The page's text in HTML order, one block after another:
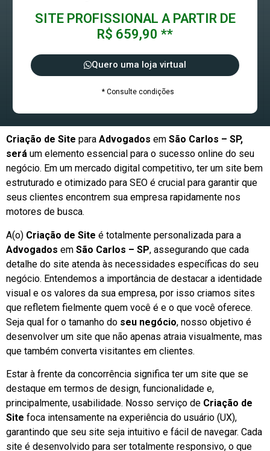
SITE PROFISSIONAL A PARTIR DE
R$ 659,90 **
Quero uma loja virtual
* Consulte condições
Criação de Site para Advogados em São Carlos – SP,
será um elemento essencial para o sucesso online do seu
negócio. Em um mercado digital competitivo, ter um site bem
estruturado e otimizado para SEO é crucial para garantir que
seus clientes encontrem sua empresa rapidamente nos
motores de busca.
A(o) Criação de Site é totalmente personalizada para a
Advogados em São Carlos – SP, assegurando que cada
detalhe do site atenda às necessidades específicas do seu
negócio. Entendemos a importância de destacar a identidade
visual e os valores da sua empresa, por isso criamos sites
que refletem fielmente quem você é e o que você oferece.
Seja qual for o tamanho do seu negócio, nosso objetivo é
desenvolver um site que não apenas atraia visualmente, mas
que também converta visitantes em clientes.
Estar à frente da concorrência significa ter um site que se
destaque em termos de design, funcionalidade e,
principalmente, usabilidade. Nosso serviço de Criação de
Site foca intensamente na experiência do usuário (UX),
garantindo que seu site seja intuitivo e fácil de navegar. Cada
site é desenvolvido para ser totalmente responsivo, o que